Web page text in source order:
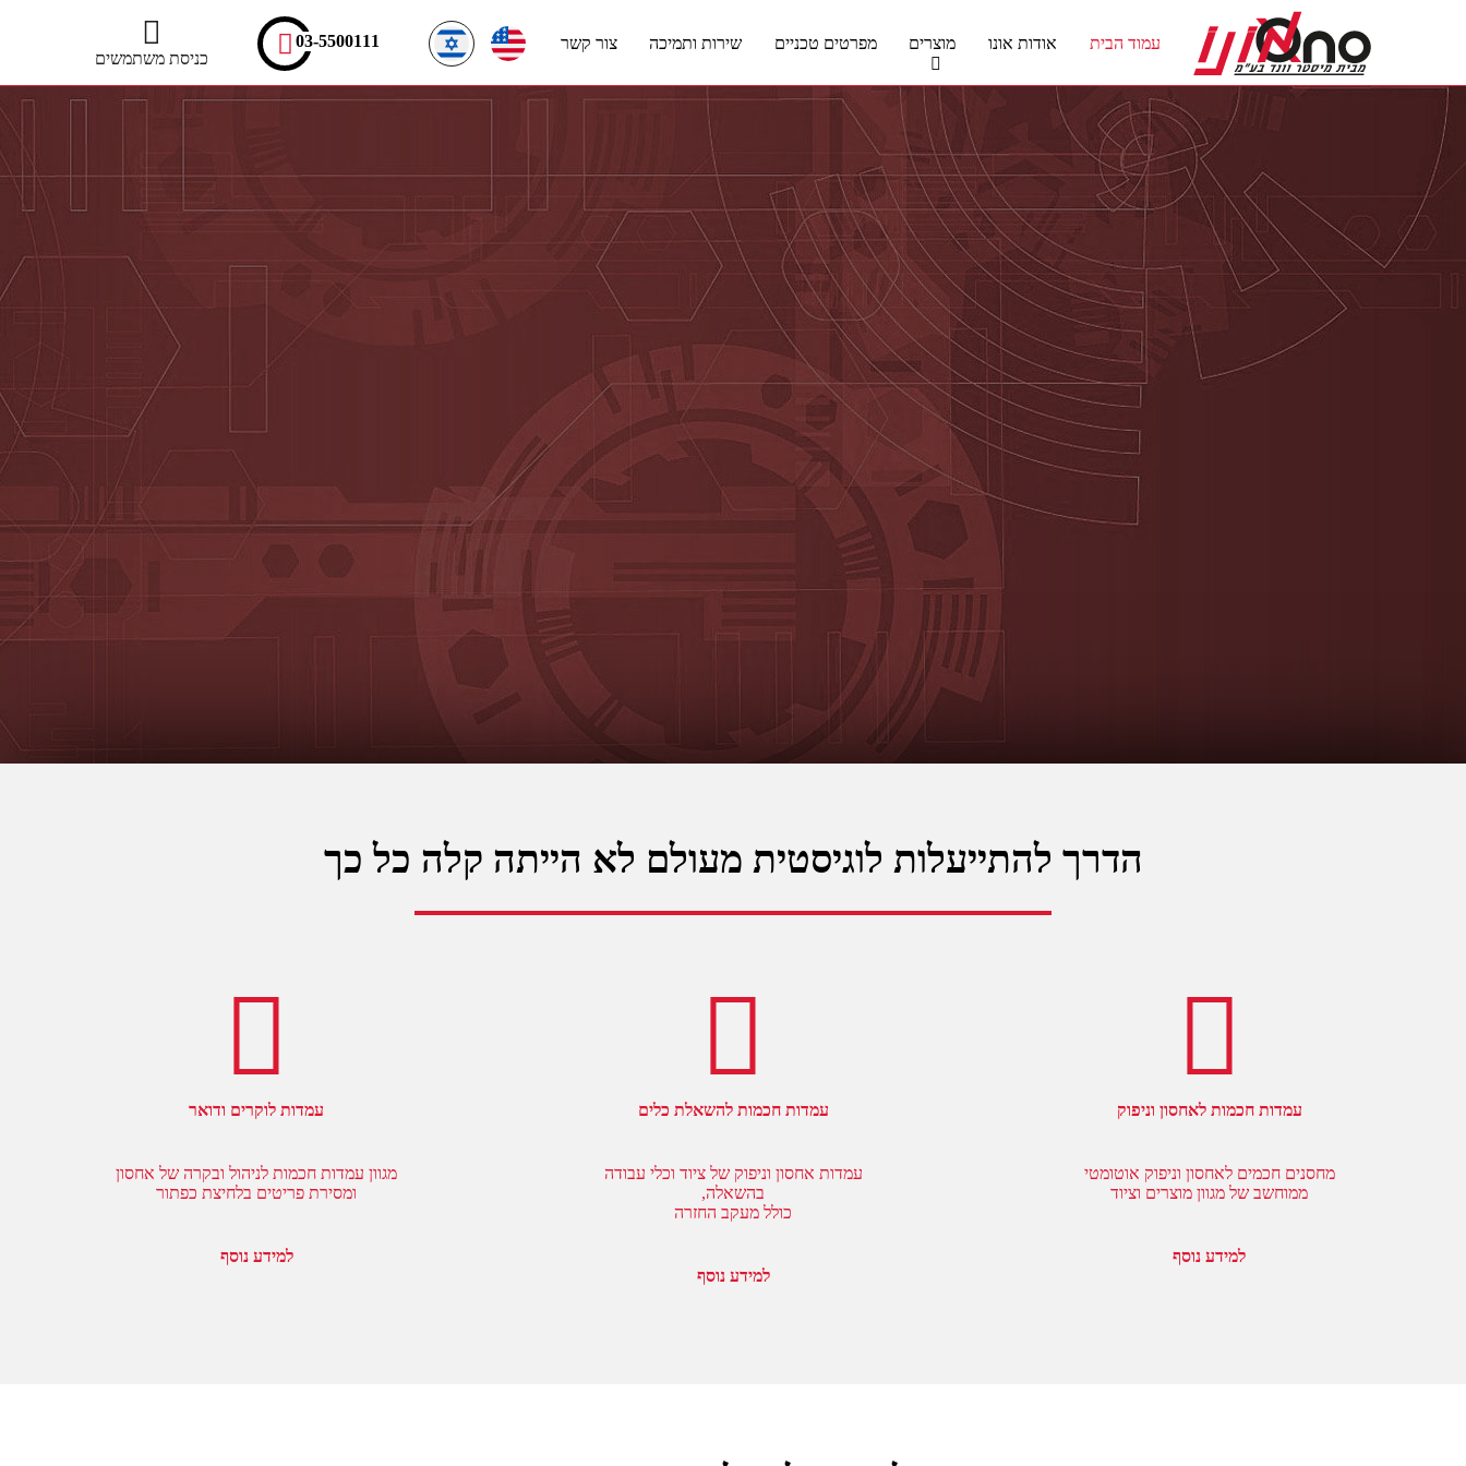
עמוד הבית אודות אונו מוצרים מפרטים טכניים שירות ותמיכה
צור קשר
כניסת משתמשים
03-5500111
הדרך להתייעלות לוגיסטית מעולם לא הייתה קלה כל כך
עמדות חכמות לאחסון וניפוק
מחסנים חכמים לאחסון וניפוק אוטומטי
ממוחשב של מגוון מוצרים וציוד
למידע נוסף
עמדות חכמות להשאלת כלים
עמדות אחסון וניפוק של ציוד וכלי עבודה
בהשאלה,
כולל מעקב החזרה
למידע נוסף
עמדות לוקרים ודואר
מגוון עמדות חכמות לניהול ובקרה של אחסון
ומסירת פריטים בלחיצת כפתור
למידע נוסף